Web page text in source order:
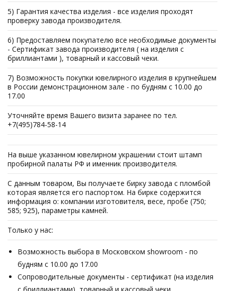
5) Гарантия качества изделия - все изделия проходят
проверку завода производителя.
6) Предоставляем покупателю все необходимые документы
- Сертификат завода производителя ( на изделия с
бриллиантами ), товарный и кассовый чеки.
7) Возможность покупки ювелирного изделия в крупнейшем
в России демонстрационном зале - по будням с 10.00 до
17.00
Уточняйте время Вашего визита заранее по тел.
+7(495)784-58-14
На выше указанном ювелирном украшении стоит штамп
пробирной палаты РФ и именник производителя.
С данным товаром, Вы получаете бирку завода с пломбой
которая является его паспортом. На бирке содержится
информация о: компании изготовителя, весе, пробе (750;
585; 925), параметры камней.
Только у нас:
Возможность выбора в Московском showroom - по
будням с 10.00 до 17.00
Сопроводительные документы - сертификат (на изделия